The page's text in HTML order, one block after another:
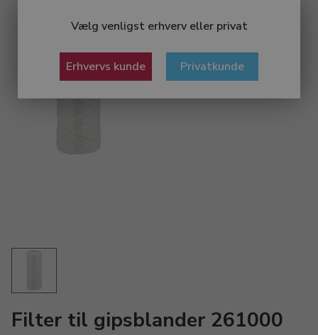
Vælg venligst erhverv eller privat
Erhvervs kunde Privatkunde
Filter til gipsblander 261000